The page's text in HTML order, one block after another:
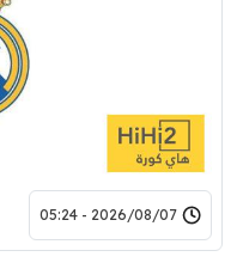
2026/08/07 - 05:24